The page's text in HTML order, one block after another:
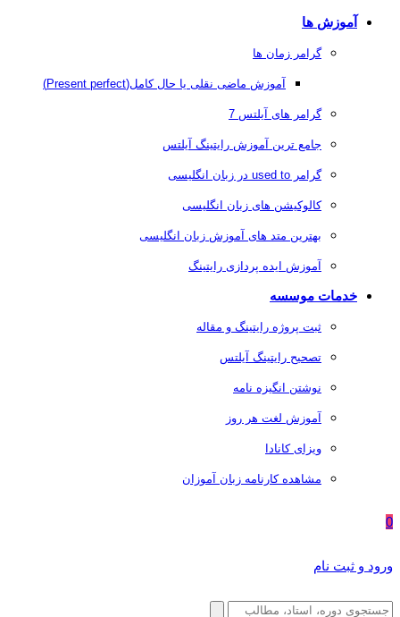
آموزش ها
گرامر زمان ها
آموزش ماضی نقلی یا حال کامل(Present perfect)
گرامر های آیلتس 7
جامع ترین آموزش رایتینگ آیلتس
گرامر used to در زبان انگلیسی
کالوکیشن های زبان انگلیسی
بهترین متد های آموزش زبان انگلیسی
آموزش ایده پردازی رایتینگ
خدمات موسسه
ثبت پروژه رایتینگ و مقاله
تصحیح رایتینگ آیلتس
نوشتن انگیزه نامه
آموزش لغت هر روز
ویزای کانادا
مشاهده کارنامه زبان آموزان
0
ورود و ثبت نام